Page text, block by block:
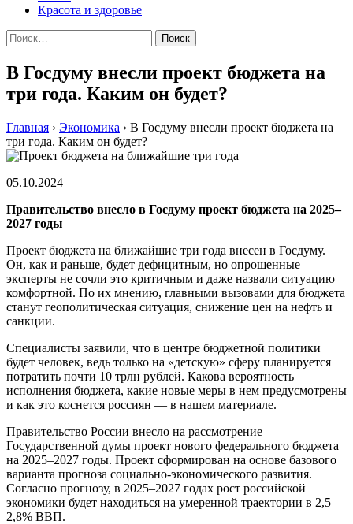
Красота и здоровье
Найти:
В Госдуму внесли проект бюджета на
три года. Каким он будет?
Главная › Экономика › В Госдуму внесли проект бюджета на
три года. Каким он будет?
05.10.2024
Правительство внесло в Госдуму проект бюджета на 2025–
2027 годы
Проект бюджета на ближайшие три года внесен в Госдуму.
Он, как и раньше, будет дефицитным, но опрошенные
эксперты не сочли это критичным и даже назвали ситуацию
комфортной. По их мнению, главными вызовами для бюджета
станут геополитическая ситуация, снижение цен на нефть и
санкции.
Специалисты заявили, что в центре бюджетной политики
будет человек, ведь только на «детскую» сферу планируется
потратить почти 10 трлн рублей. Какова вероятность
исполнения бюджета, какие новые меры в нем предусмотрены
и как это коснется россиян — в нашем материале.
Правительство России внесло на рассмотрение
Государственной думы проект нового федерального бюджета
на 2025–2027 годы. Проект сформирован на основе базового
варианта прогноза социально-экономического развития.
Согласно прогнозу, в 2025–2027 годах рост российской
экономики будет находиться на умеренной траектории в 2,5–
2,8% ВВП.